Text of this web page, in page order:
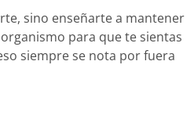
sino enseñarte a mantener
para que te sientas
siempre se nota por fuera